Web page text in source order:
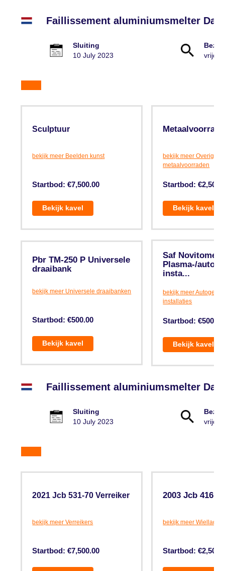
Faillissement aluminiumsmelter
Sluiting
10 July 2023
Sculptuur
bekijk meer Beelden kunst
Startbod: €7,500.00
Bekijk kavel
Metaalvoorraad
bekijk meer Overige
metaalvoorraden
Startbod:
Bekijk kavel
Pbr TM-250 P Universele
draaibank
bekijk meer Universele draaibanken
Startbod: €500.00
Bekijk kavel
Saf Novitome .
Plasma-/
insta...
bekijk meer Autogeen
installaties
Startbod: €500.00
Bekijk kavel
Faillissement aluminiumsmelter
Sluiting
10 July 2023
2021 Jcb 531-70 Verreiker
bekijk meer Verreikers
Startbod: €7,500.00
2003 Jcb 416
bekijk meer
Startbod: